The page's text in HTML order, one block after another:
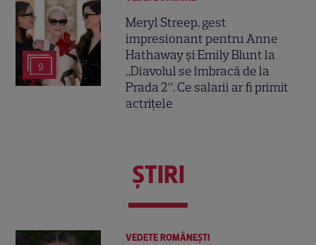
9
Meryl Streep, gest
impresionant pentru Anne
Hathaway și Emily Blunt la
„Diavolul se îmbracă de la
Prada 2”. Ce salarii ar fi primit
actrițele
ŞTIRI
VEDETE ROMÂNEŞTI